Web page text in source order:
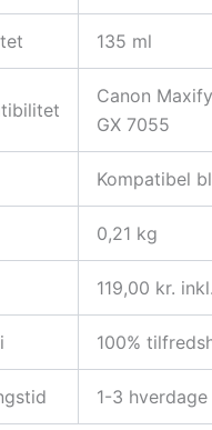
135 ml
Canon
GX 7055
Kompatibel
0,21 kg
119,00 kr.
100%
1-3 hverdage